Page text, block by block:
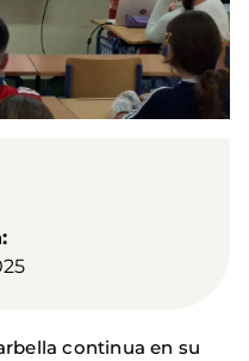
continua en su